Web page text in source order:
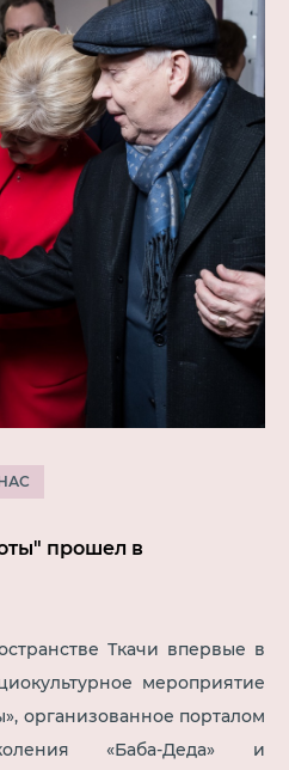
прошел в
Ткачи впервые в
мероприятие
организованное порталом
«Баба-Деда» и